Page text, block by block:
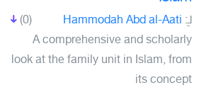
(0) لـِ: Hammodah Abd al-Aati
A comprehensive and scholarly
look at the family unit in Islam, from
its concept